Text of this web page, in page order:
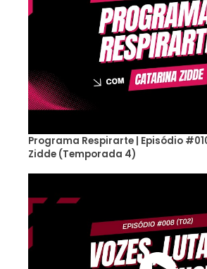
Programa Respirarte | Episódio
Zidde (Temporada 4)